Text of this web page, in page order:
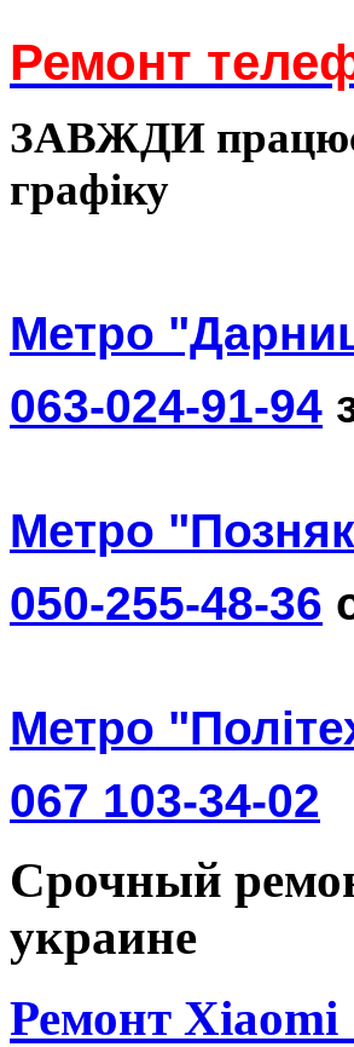
Ремонт
ЗАВЖДИ
графіку
Метро
063-024-91-94
Метро
050-255-48-36
Метро
067 103-34-02
Срочный
украине
Ремонт Xiaomi